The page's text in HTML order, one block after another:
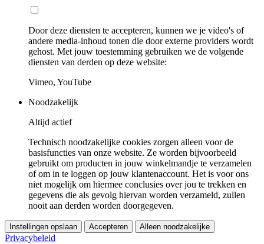
Door deze diensten te accepteren, kunnen we je video's of
andere media-inhoud tonen die door externe providers wordt
gehost. Met jouw toestemming gebruiken we de volgende
diensten van derden op deze website:
Vimeo, YouTube
Noodzakelijk
Altijd actief
Technisch noodzakelijke cookies zorgen alleen voor de
basisfuncties van onze website. Ze worden bijvoorbeeld
gebruikt om producten in jouw winkelmandje te verzamelen
of om in te loggen op jouw klantenaccount. Het is voor ons
niet mogelijk om hiermee conclusies over jou te trekken en
gegevens die als gevolg hiervan worden verzameld, zullen
nooit aan derden worden doorgegeven.
Instellingen opslaan Accepteren Alleen noodzakelijke
Privacybeleid